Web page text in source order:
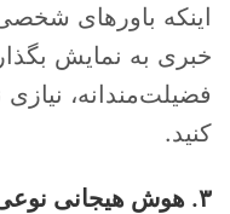
اینکه باورهای
خبری به نمایش
فضیلت‌مندانه،
کنید.
۳. هوش هیجانی نوعی مدیریت تأثیر است.